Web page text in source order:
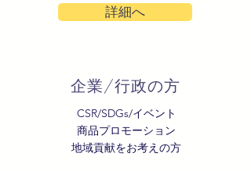
詳細へ
​企業/行政の方
CSR/SDGs/イベント
商品プロモーション
​地域貢献をお考えの方